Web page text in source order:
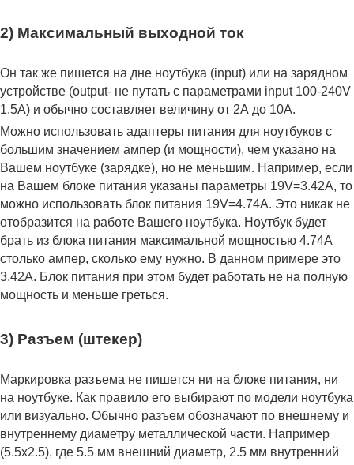
2) Максимальный выходной ток
Он так же пишется на дне ноутбука (input) или на зарядном
устройстве (output- не путать с параметрами input 100-240V
1.5A) и обычно составляет величину от 2А до 10A.
Можно использовать адаптеры питания для ноутбуков с
большим значением ампер (и мощности), чем указано на
Вашем ноутбуке (зарядке), но не меньшим. Например, если
на Вашем блоке питания указаны параметры 19V=3.42A, то
можно использовать блок питания 19V=4.74A. Это никак не
отобразится на работе Вашего ноутбука. Ноутбук будет
брать из блока питания максимальной мощностью 4.74А
столько ампер, сколько ему нужно. В данном примере это
3.42А. Блок питания при этом будет работать не на полную
мощность и меньше греться.
3) Разъем (штекер)
Маркировка разъема не пишется ни на блоке питания, ни
на ноутбуке. Как правило его выбирают по модели ноутбука
или визуально. Обычно разъем обозначают по внешнему и
внутреннему диаметру металлической части. Например
(5.5x2.5), где 5.5 мм внешний диаметр, 2.5 мм внутренний